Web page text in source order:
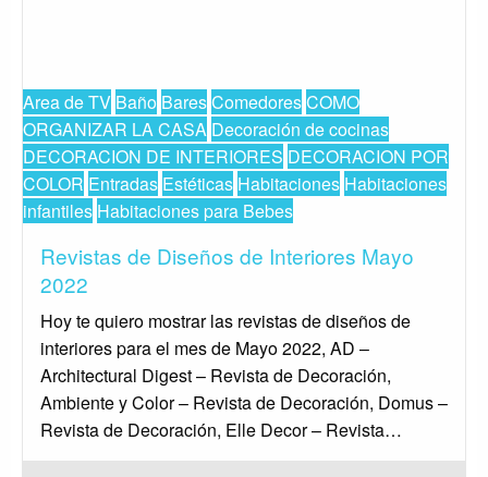
Area de TV Baño BaresComedoresCOMO
ORGANIZAR LA CASA Decoración de cocinas
DECORACION DE INTERIORES DECORACION POR
COLOR Entradas Estéticas Habitaciones Habitaciones
infantiles Habitaciones para Bebes
Revistas de Diseños de Interiores Mayo
2022
Hoy te quiero mostrar las revistas de diseños de
interiores para el mes de Mayo 2022, AD –
Architectural Digest – Revista de Decoración,
Ambiente y Color – Revista de Decoración, Domus –
Revista de Decoración, Elle Decor – Revista…